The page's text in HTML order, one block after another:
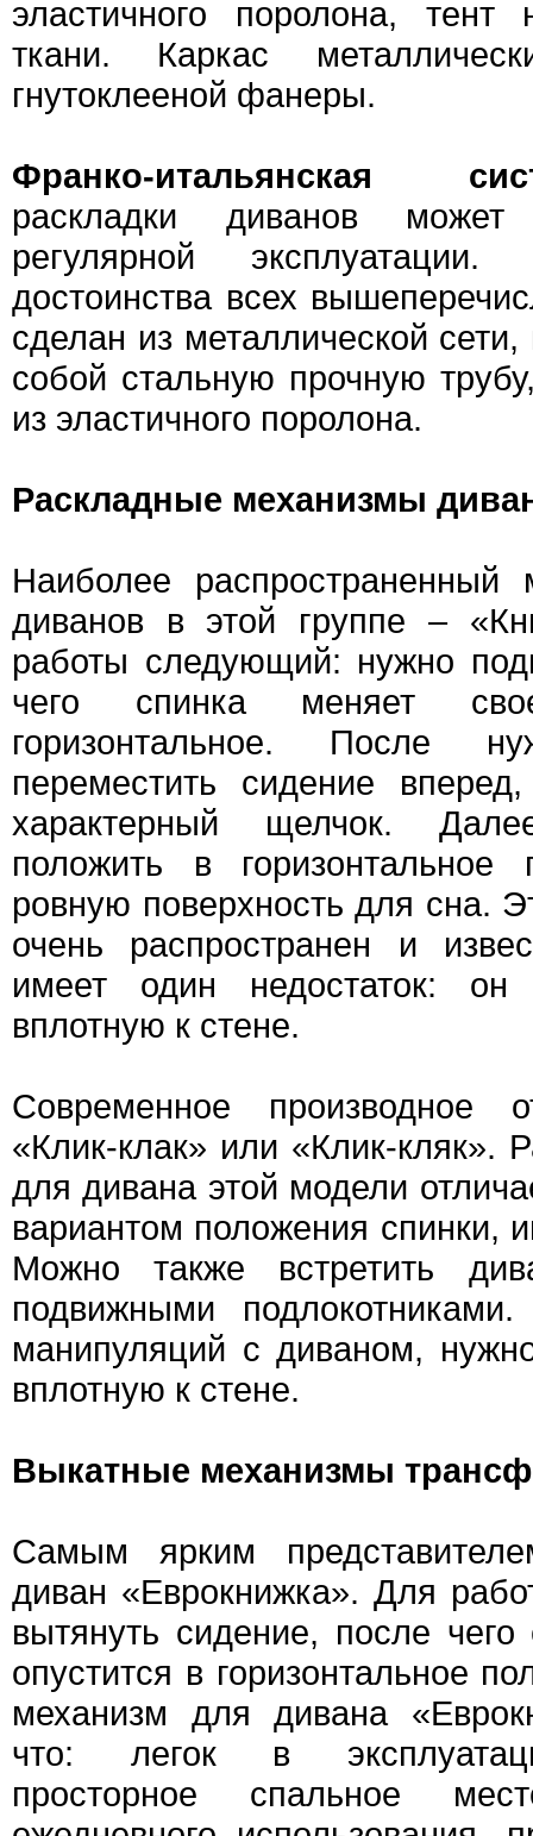
эластичного поролона, тент
ткани. Каркас
гнутоклееной фанеры.
Франко-итальянская
раскладки диванов
регулярной
достоинства всех
сделан из металлической сети,
собой стальную прочную
из эластичного поролона.
Раскладные механизмы
Наиболее распространенный
диванов в этой группе –
работы следующий: нужно
чего спинка меняет
горизонтальное. После
переместить сидение
характерный щелчок.
положить в горизонтальное
ровную поверхность для сна.
очень распространен и
имеет один недостаток:
вплотную к стене.
Современное производное
«Клик-клак» или «Клик-кляк».
для дивана этой модели
вариантом положения спинки,
Можно также встретить
подвижными
манипуляций с диваном,
вплотную к стене.
Выкатные механизмы
Самым ярким
диван «Еврокнижка». Для
вытянуть сидение, после
опустится в горизонтальное
механизм для дивана
что: легок в
просторное спальное